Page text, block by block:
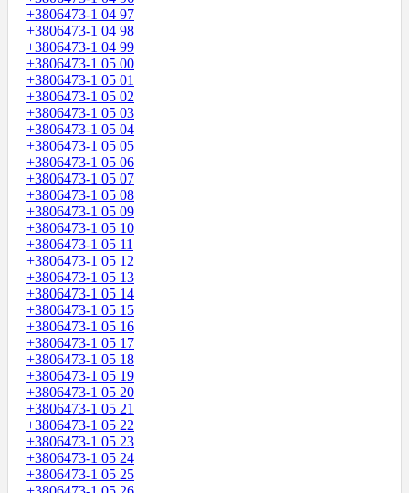
+3806473-1 04 97
+3806473-1 04 98
+3806473-1 04 99
+3806473-1 05 00
+3806473-1 05 01
+3806473-1 05 02
+3806473-1 05 03
+3806473-1 05 04
+3806473-1 05 05
+3806473-1 05 06
+3806473-1 05 07
+3806473-1 05 08
+3806473-1 05 09
+3806473-1 05 10
+3806473-1 05 11
+3806473-1 05 12
+3806473-1 05 13
+3806473-1 05 14
+3806473-1 05 15
+3806473-1 05 16
+3806473-1 05 17
+3806473-1 05 18
+3806473-1 05 19
+3806473-1 05 20
+3806473-1 05 21
+3806473-1 05 22
+3806473-1 05 23
+3806473-1 05 24
+3806473-1 05 25